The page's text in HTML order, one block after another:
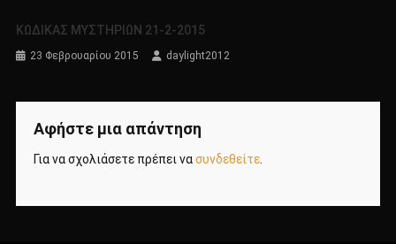
KΩΔΙΚΑΣ ΜΥΣΤΗΡΙΩΝ 21-2-2015
23 Φεβρουαρίου 2015 daylight2012
Αφήστε μια απάντηση
Για να σχολιάσετε πρέπει νασυνδεθείτε.